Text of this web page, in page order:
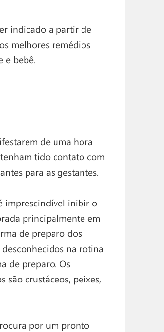
indicado a partir de
melhores remédios
e bebê.
de uma hora
tido contato com
para as gestantes.
imprescindível inibir o
principalmente em
de preparo dos
na rotina
de preparo. Os
são crustáceos, peixes,
por um pronto